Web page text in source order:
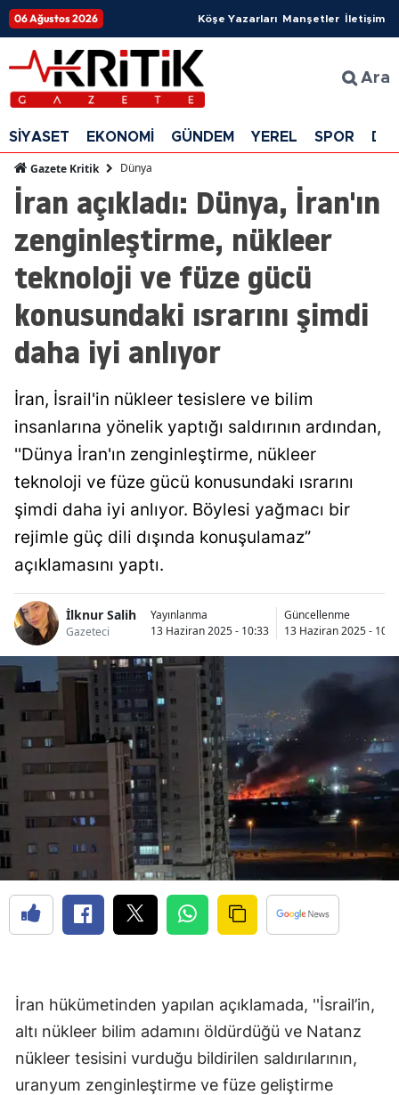
06 Ağustos 2026 Köşe Yazarları Manşetler İletişim
Ara
SİYASET EKONOMİ GÜNDEM YEREL SPOR
Gazete Kritik Dünya
İran açıkladı: Dünya, İran'ın
zenginleştirme, nükleer
teknoloji ve füze gücü
konusundaki ısrarını şimdi
daha iyi anlıyor
İran, İsrail'in nükleer tesislere ve bilim
insanlarına yönelik yaptığı saldırının ardından,
''Dünya İran'ın zenginleştirme, nükleer
teknoloji ve füze gücü konusundaki ısrarını
şimdi daha iyi anlıyor. Böylesi yağmacı bir
rejimle güç dili dışında konuşulamaz”
açıklamasını yaptı.
İlknur Salih
Gazeteci
Yayınlanma
13 Haziran 2025 - 10:33
Güncellenme
13 Haziran 2025 -
İran hükümetinden yapılan açıklamada, ''İsrail’in,
altı nükleer bilim adamını öldürdüğü ve Natanz
nükleer tesisini vurduğu bildirilen saldırılarının,
uranyum zenginleştirme ve füze geliştirme